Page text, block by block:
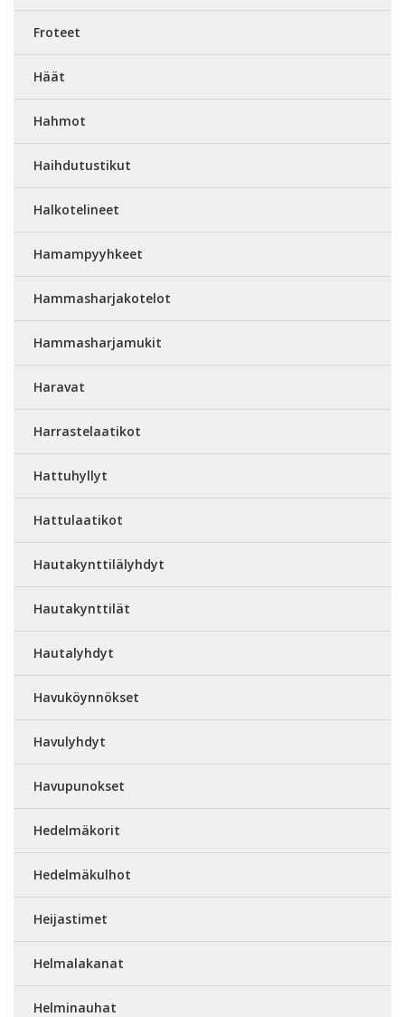
Froteet
Häät
Hahmot
Haihdutustikut
Halkotelineet
Hamampyyhkeet
Hammasharjakotelot
Hammasharjamukit
Haravat
Harrastelaatikot
Hattuhyllyt
Hattulaatikot
Hautakynttilälyhdyt
Hautakynttilät
Hautalyhdyt
Havuköynnökset
Havulyhdyt
Havupunokset
Hedelmäkorit
Hedelmäkulhot
Heijastimet
Helmalakanat
Helminauhat